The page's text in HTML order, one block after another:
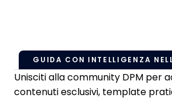
GUIDA CON INTELLIGENZA
Unisciti alla community DPM per
contenuti esclusivi, template